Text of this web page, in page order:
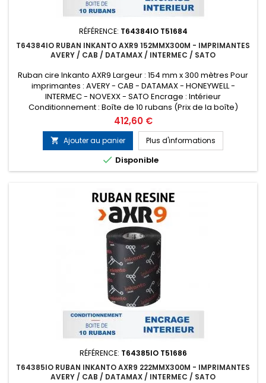
RÉFÉRENCE: T64384IO T51684
T64384IO RUBAN INKANTO AXR9 152MMX300M - IMPRIMANTES
AVERY / CAB / DATAMAX / INTERMEC / SATO
Ruban cire Inkanto AXR9 Largeur : 154 mm x 300 mètres Pour
imprimantes : AVERY - CAB - DATAMAX - HONEYWELL -
INTERMEC - NOVEXX - SATO Encrage : Intérieur
Conditionnement : Boîte de 10 rubans (Prix de la boîte)
ATTENTION : MINIMUM DE COMMANDE 5 BOITES DE 10 RUBANS
Remplace la référence ARMOR T51684
Prix
412,60 €
 Ajouter au panier Plus d'informations
 Disponible
RÉFÉRENCE: T64385IO T51686
T64385IO RUBAN INKANTO AXR9 222MMX300M - IMPRIMANTES
AVERY / CAB / DATAMAX / INTERMEC / SATO